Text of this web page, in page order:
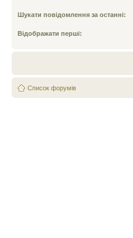
Шукати повідомлення за останні:
Відображати перші:
Список форумів